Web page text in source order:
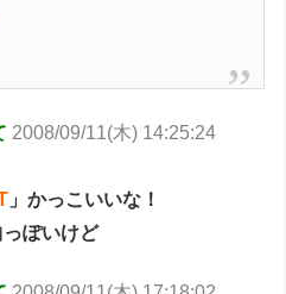
2008/09/11(木) 14:25:24
」かっこいいな！
ぽいけど